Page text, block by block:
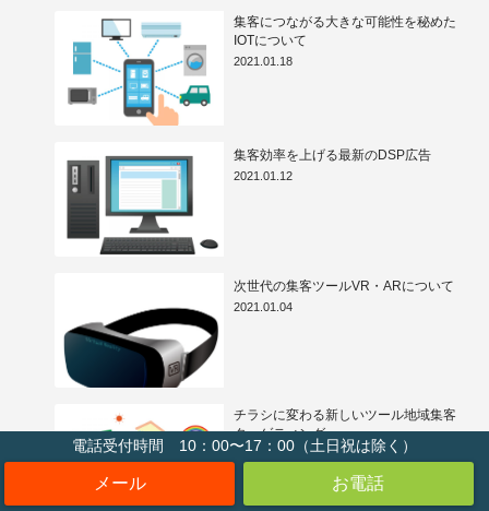
電話受付時間 10：00〜17：00（土日祝は除く）
集客につながる大きな可能性を秘めた
IOTについて
2021.01.18
集客効率を上げる最新のDSP広告
2021.01.12
次世代の集客ツールVR・ARについて
2021.01.04
チラシに変わる新しいツール地域集客
ターゲティング
2020.12.28